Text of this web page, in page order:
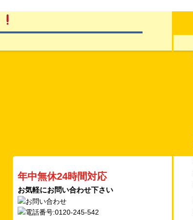
年中無休24時間対応
お気軽にお問い合わせ下さい